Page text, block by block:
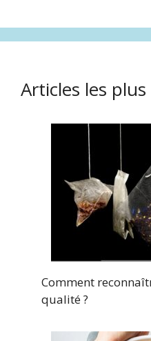
Articles les plus
Comment
qualité ?